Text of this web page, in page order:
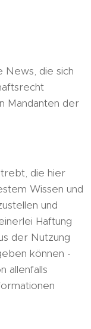
News, die sich
Mandanten der
die hier
Wissen und
und
Haftung
der Nutzung
können -
allenfalls